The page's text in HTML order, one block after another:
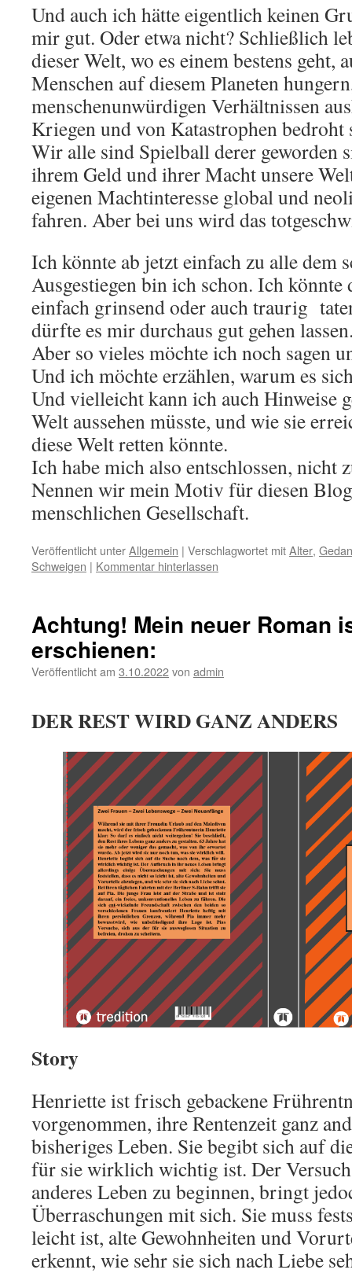
Und auch ich hätte eigentlich keinen
mir gut. Oder etwa nicht? Schließlich
dieser Welt, wo es einem bestens geht,
Menschen auf diesem Planeten
menschenunwürdigen Verhältnissen
Kriegen und von Katastrophen bedroht
Wir alle sind Spielball derer geworden
ihrem Geld und ihrer Macht unsere
eigenen Machtinteresse global und
fahren. Aber bei uns wird das
Ich könnte ab jetzt einfach zu alle dem
Ausgestiegen bin ich schon. Ich könnte
einfach grinsend oder auch traurig
dürfte es mir durchaus gut gehen
Aber so vieles möchte ich noch sagen
Und ich möchte erzählen, warum es
Und vielleicht kann ich auch Hinweise
Welt aussehen müsste, und wie sie
diese Welt retten könnte.
Ich habe mich also entschlossen, nicht
Nennen wir mein Motiv für diesen
menschlichen Gesellschaft.
Veröffentlicht unterAllgemein | Verschlagwortet mitAlter,
Schweigen | Kommentar hinterlassen
Achtung! Mein neuer Roman
erschienen:
Veröffentlicht am 3.10.2022von admin
DER REST WIRD GANZ ANDERS
Story
Henriette ist frisch gebackene
vorgenommen, ihre Rentenzeit ganz
bisheriges Leben. Sie begibt sich auf
für sie wirklich wichtig ist. Der
anderes Leben zu beginnen, bringt
Überraschungen mit sich. Sie muss
leicht ist, alte Gewohnheiten und
erkennt, wie sehr sie sich nach Liebe